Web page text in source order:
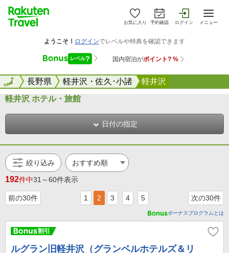
お気に入り 予約確認 ログイン メニュー
全国長野県 軽井沢・佐久･小諸 軽井沢
全国
軽井沢 ホテル・旅館
日付の指定
絞り込み
192件中31～60件表示
前の30件 1 2 3 4 5 次の30件
ボーナスプログラムとは
ルグラン旧軽井沢（グランベルホテルズ＆リ